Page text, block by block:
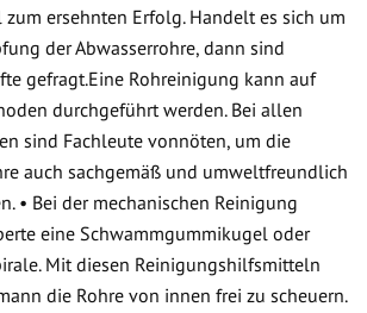
ersehnten Erfolg. Handelt es sich um
der Abwasserrohre, dann sind
gefragt.Eine Rohreinigung kann auf
durchgeführt werden. Bei allen
sind Fachleute vonnöten, um die
auch sachgemäß und umweltfreundlich
• Bei der mechanischen Reinigung
eine Schwammgummikugel oder
Mit diesen Reinigungshilfsmitteln
die Rohre von innen frei zu scheuern.